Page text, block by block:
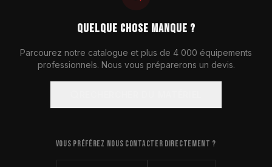
QUELQUE CHOSE MANQUE ?
Parcourez notre catalogue et plus de 4 000 équipements
professionnels. Nous vous préparerons un devis.
VOUS PRÉFÉREZ NOUS CONTACTER DIRECTEMENT ?